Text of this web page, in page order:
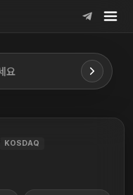
KOSDAQ